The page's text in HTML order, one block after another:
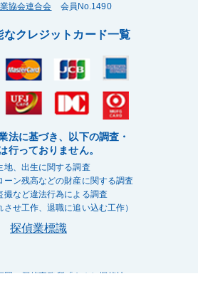
協会連合会 会員No.1490
なクレジットカード一覧
法に基づき、以下の調査・
行っておりません。
地、出生に関する調査
ーン残高などの財産に関する調査
撮など違法行為による調査
せ工作、退職に追い込む工作）
探偵業標識
の探偵事務所 「もみじ探偵社」